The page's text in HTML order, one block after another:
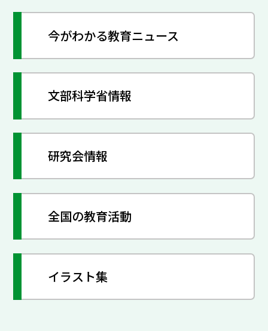
今がわかる教育ニュース
文部科学省情報
研究会情報
全国の教育活動
イラスト集